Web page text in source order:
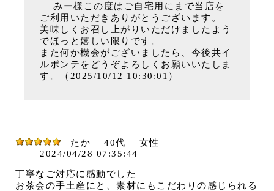
みー様この度はご自宅用にまで当店を
ご利用いただきありがとうございます。
美味しくお召し上がりいただけましたよう
でほっと嬉しい限りです。
また何か機会がございましたら、今後共イ
ルポンテをどうぞよろしくお願いいたしま
す。（2025/10/12 10:30:01）
たか 40代
女性
2024/04/28 07:35:44
丁寧なご対応に感動でした
お茶会の手土産にと、素材にもこだわりの感じられる